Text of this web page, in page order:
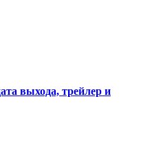
выхода, трейлер и